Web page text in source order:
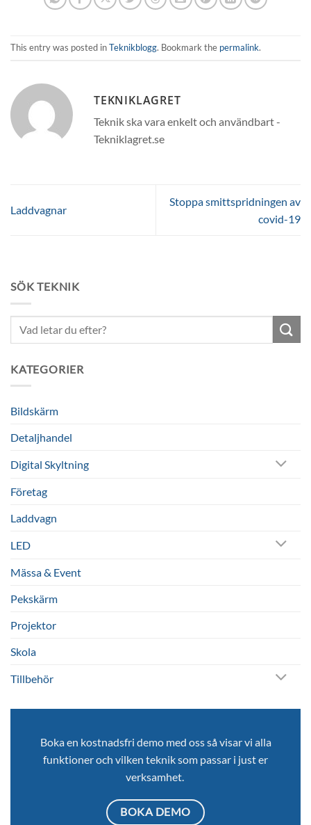
This entry was posted inTeknikblogg. Bookmark the permalink.
TEKNIKLAGRET
Teknik ska vara enkelt och användbart -
Tekniklagret.se
Laddvagnar
Stoppa smittspridningen av
covid-19
SÖK TEKNIK
KATEGORIER
Bildskärm
Detaljhandel
Digital Skyltning
Företag
Laddvagn
LED
Mässa & Event
Pekskärm
Projektor
Skola
Tillbehör
Boka en kostnadsfri demo med oss så visar vi alla
funktioner och vilken teknik som passar i just er
verksamhet.
BOKA DEMO